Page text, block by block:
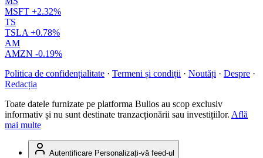
MSFT +2.32%
TS
TSLA +0.78%
AM
AMZN -0.19%
Politica de confidențialitate · Termeni și condiții · Noutăți · Despre ·
Redacția
Toate datele furnizate pe platforma Bulios au scop exclusiv
informativ și nu sunt destinate tranzacționării sau investițiilor. Află
mai multe
Autentificare Personalizați-vă feed-ul